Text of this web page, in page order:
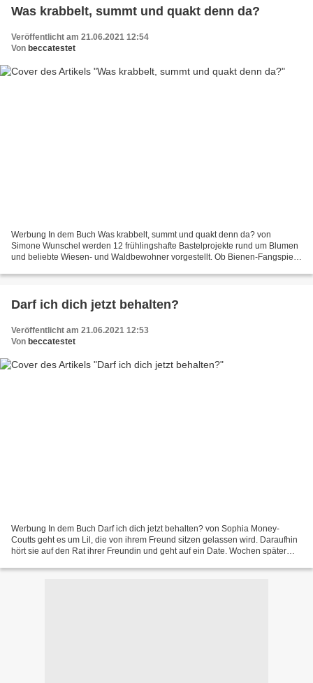
Was krabbelt, summt und quakt denn da?
Veröffentlicht am 21.06.2021 12:54
Von beccatestet
Werbung In dem Buch Was krabbelt, summt und quakt denn da? von
Simone Wunschel werden 12 frühlingshafte Bastelprojekte rund um Blumen
und beliebte Wiesen- und Waldbewohner vorgestellt. Ob Bienen-Fangspiel,
Darf ich dich jetzt behalten?
Veröffentlicht am 21.06.2021 12:53
Von beccatestet
Werbung In dem Buch Darf ich dich jetzt behalten? von Sophia Money-
Coutts geht es um Lil, die von ihrem Freund sitzen gelassen wird. Daraufhin
hört sie auf den Rat ihrer Freundin und geht auf ein Date. Wochen später